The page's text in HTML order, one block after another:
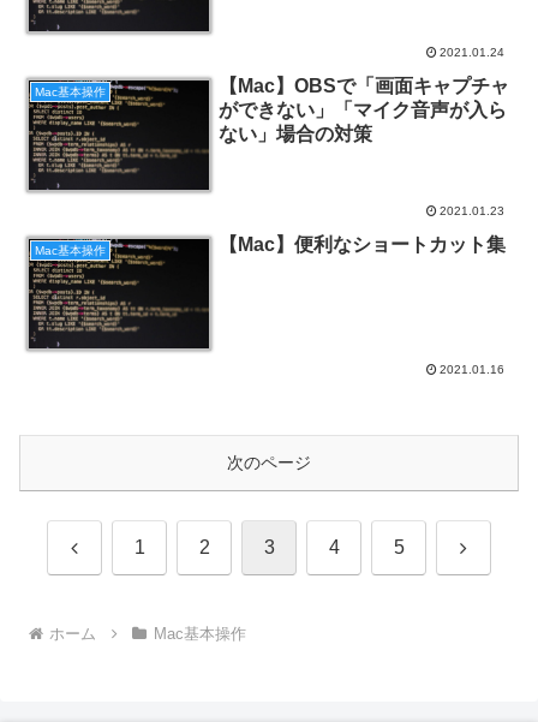
2021.01.24
Mac基本操作
【Mac】OBSで「画面キャプチャ
ができない」「マイク音声が入ら
ない」場合の対策
2021.01.23
Mac基本操作 【Mac】便利なショートカット集
2021.01.16
次のページ
前 1 2 3 4 5 次
ホーム Mac基本操作